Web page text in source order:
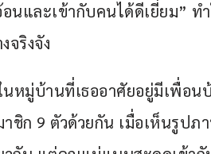
นและเข้ากับคนได้ดีเยี่ยม” ท
ริงจัง
นหมู่บ้านที่เธออาศัยอยู่มีเพื่อ
าชิก 9 ตัวด้วยกัน เมื่อเห็นรูป